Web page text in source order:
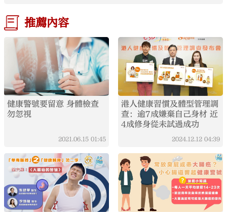
推薦內容
健康警號要留意 身體檢查
勿忽視
2021.06.15 01:45
港人健康習慣及體型管理調
查：逾7成嫌棄自己身材 近
4成修身從未試過成功
2024.12.12 04:39